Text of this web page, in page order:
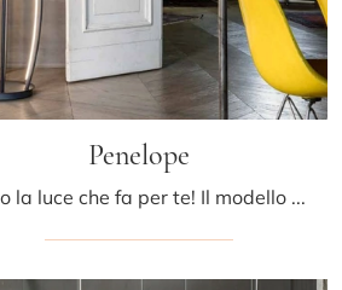
Penelope
Ecco la luce che fa per te! Il modello Penelope è una tra le nostre lampade da terra di Mogg.